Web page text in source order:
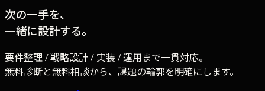
次の一手を、
一緒に設計する。
要件整理 / 戦略設計 / 実装 / 運用まで一貫対応。
無料診断と無料相談から、課題の輪郭を明確にします。